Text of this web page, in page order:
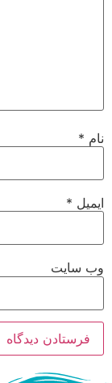
نام *
ایمیل *
وب‌ سایت